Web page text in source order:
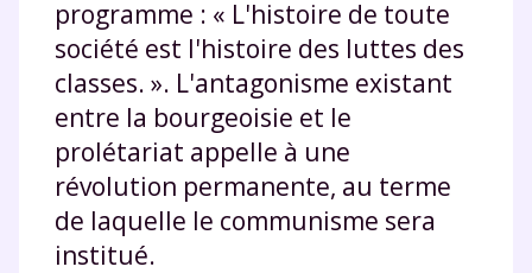
programme : « L'histoire de toute
société est l'histoire des luttes des
classes. ». L'antagonisme existant
entre la bourgeoisie et le
prolétariat appelle à une
révolution permanente, au terme
de laquelle le communisme sera
institué.